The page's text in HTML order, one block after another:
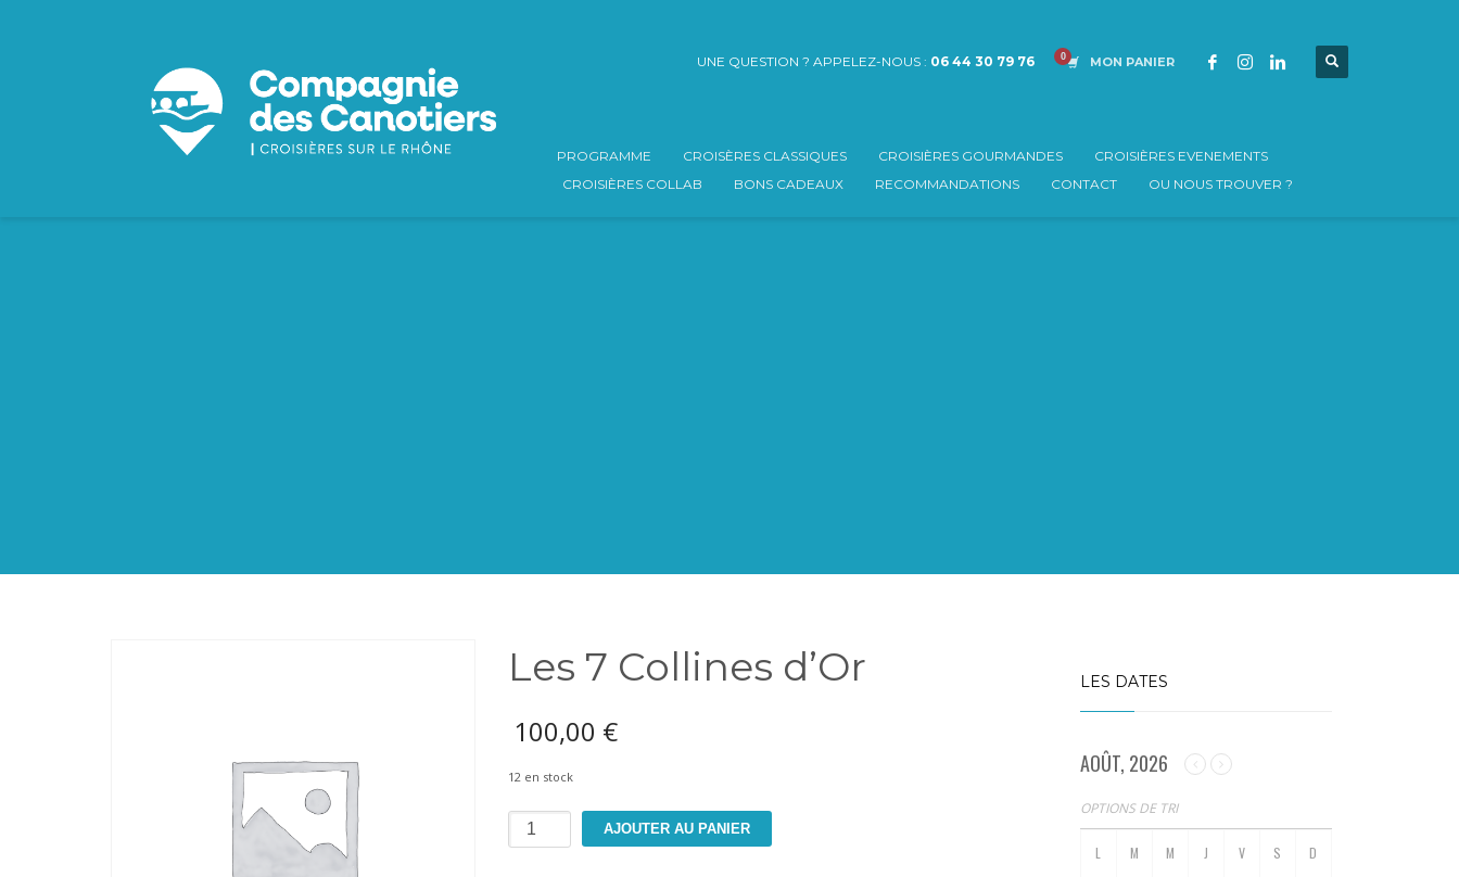
UNE QUESTION ? APPELEZ-NOUS : 06 44 30 79 76 MON PANIER
PROGRAMME CROISÈRES CLASSIQUES CROISIÈRES GOURMANDES
CROISIÈRES EVENEMENTS
CROISIÈRES COLLAB
BONS CADEAUX RECOMMANDATIONS CONTACT OU NOUS TROUVER ?
Les 7 Collines d’Or
100,00 €
12 en stock
quantité
de
AJOUTER AU PANIER
LES DATES
AOÛT, 2026
OPTIONS DE TRI